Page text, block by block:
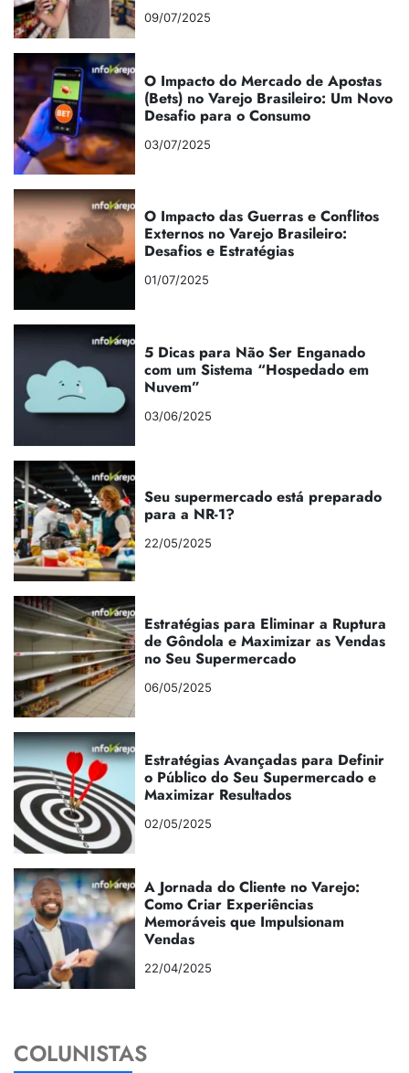
09/07/2025
O Impacto do Mercado de Apostas
(Bets) no Varejo Brasileiro: Um Novo
Desafio para o Consumo
03/07/2025
O Impacto das Guerras e Conflitos
Externos no Varejo Brasileiro:
Desafios e Estratégias
01/07/2025
5 Dicas para Não Ser Enganado
com um Sistema “Hospedado em
Nuvem”
03/06/2025
Seu supermercado está preparado
para a NR-1?
22/05/2025
Estratégias para Eliminar a Ruptura
de Gôndola e Maximizar as Vendas
no Seu Supermercado
06/05/2025
Estratégias Avançadas para Definir
o Público do Seu Supermercado e
Maximizar Resultados
02/05/2025
A Jornada do Cliente no Varejo:
Como Criar Experiências
Memoráveis que Impulsionam
Vendas
22/04/2025
COLUNISTAS